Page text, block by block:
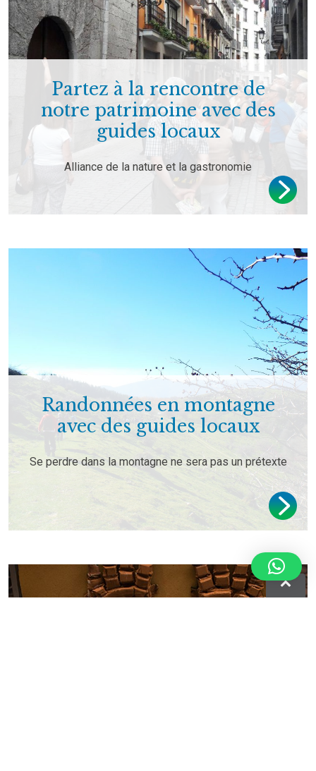
Partez à la rencontre de
notre patrimoine avec des
guides locaux
Alliance de la nature et la gastronomie
Randonnées en montagne
avec des guides locaux
Se perdre dans la montagne ne sera pas un prétexte